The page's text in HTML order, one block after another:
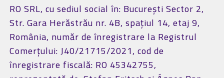
RO SRL, cu sediul social în: București Sector 2,
Str. Gara Herăstrău nr. 4B, spațiul 14, etaj 9,
România, număr de înregistrare la Registrul
Comerțului: J40/21715/2021, cod de
înregistrare fiscală: RO 45342755,